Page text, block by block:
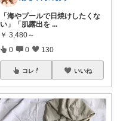
「海やプールで日焼けしたくな
い」「肌露出を ...
￥ 3,480～
0 0 130
コレ いいね